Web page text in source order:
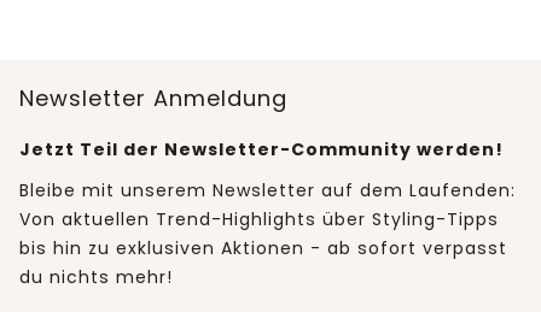
Newsletter Anmeldung
Jetzt Teil der Newsletter-Community werden!
Bleibe mit unserem Newsletter auf dem Laufenden:
Von aktuellen Trend-Highlights über Styling-Tipps
bis hin zu exklusiven Aktionen - ab sofort verpasst
du nichts mehr!